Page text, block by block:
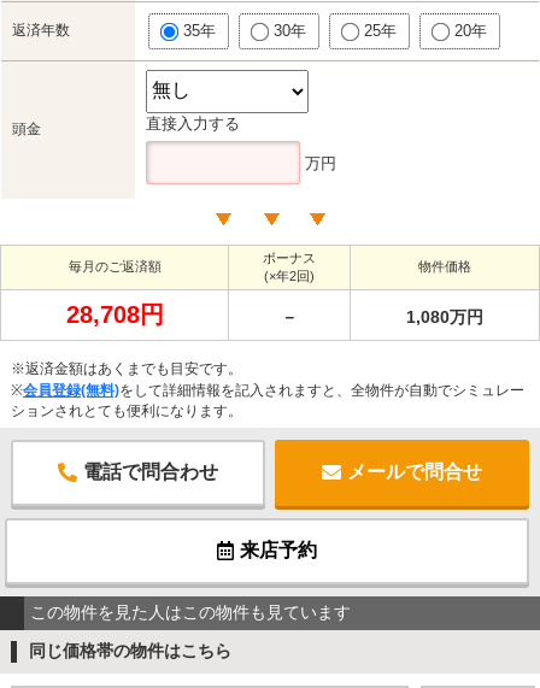
返済年数 35年 30年 25年 20年
頭金 直接入力する
万円
毎月のご返済額
ボーナス
(×年2回)
物件価格
28,708円 － 1,080万円
※返済金額はあくまでも目安です。
※会員登録(無料)をして詳細情報を記入されますと、全物件が自動でシミュレー
ションされとても便利になります。
電話で問合わせ メールで問合せ
来店予約
この物件を見た人はこの物件も見ています
同じ価格帯の物件はこちら